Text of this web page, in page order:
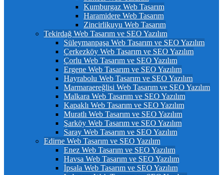
Kumburgaz Web Tasarım
Haramidere Web Tasarım
Zincirlikuyu Web Tasarım
Tekirdağ Web Tasarım ve SEO Yazılım
Süleymanpaşa Web Tasarım ve SEO Yazılım
Çerkezköy Web Tasarım ve SEO Yazılım
Çorlu Web Tasarım ve SEO Yazılım
Ergene Web Tasarım ve SEO Yazılım
Hayrabolu Web Tasarım ve SEO Yazılım
Marmaraereğlisi Web Tasarım ve SEO Yazılım
Malkara Web Tasarım ve SEO Yazılım
Kapaklı Web Tasarım ve SEO Yazılım
Muratlı Web Tasarım ve SEO Yazılım
Şarköy Web Tasarım ve SEO Yazılım
Saray Web Tasarım ve SEO Yazılım
Edirne Web Tasarım ve SEO Yazılım
Enez Web Tasarım ve SEO Yazılım
Havsa Web Tasarım ve SEO Yazılım
İpsala Web Tasarım ve SEO Yazılım